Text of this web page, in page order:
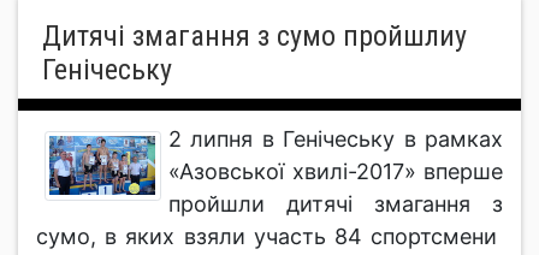
Дитячі змагання з сумо пройшлиу
Генічеську
2 липня в Генічеську в рамках
«Азовської хвилі-2017» вперше
пройшли дитячі змагання з
сумо, в яких взяли участь 84 спортсмени